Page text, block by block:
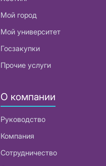
Мой город
Мой университет
Госзакупки
Прочие услуги
О компании
Руководство
Компания
Сотрудничество